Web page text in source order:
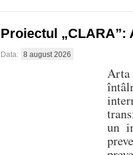
Proiectul „CLARA”:
Data: 8 august 2026
un